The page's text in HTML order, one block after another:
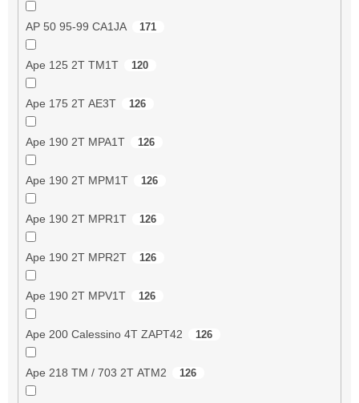
AP 50 95-99 CA1JA 171
Ape 125 2T TM1T 120
Ape 175 2T AE3T 126
Ape 190 2T MPA1T 126
Ape 190 2T MPM1T 126
Ape 190 2T MPR1T 126
Ape 190 2T MPR2T 126
Ape 190 2T MPV1T 126
Ape 200 Calessino 4T ZAPT42 126
Ape 218 TM / 703 2T ATM2 126